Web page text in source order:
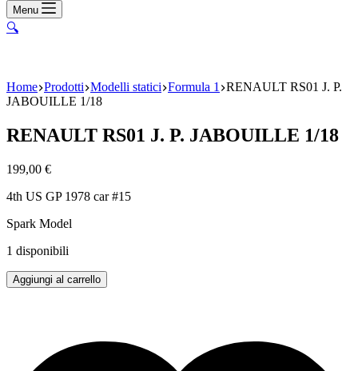
Menu
🔍
Home Prodotti Modelli statici Formula 1
RENAULT RS01 J. P.
JABOUILLE 1/18
RENAULT RS01 J. P. JABOUILLE 1/18
199,00 €
4th US GP 1978 car #15
Spark Model
1 disponibili
RENAULT
RS01
quantità
Aggiungi al carrello